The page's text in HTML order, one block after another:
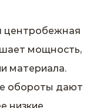
центробежная
мощность,
материала.
обороты дают